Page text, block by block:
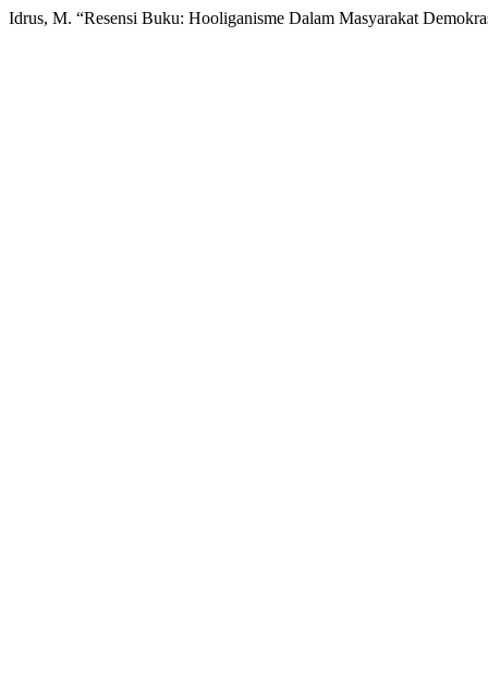
Idrus, M. “Resensi Buku: Hooliganisme Dalam Masyarakat